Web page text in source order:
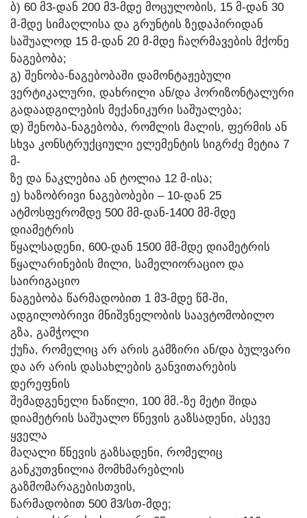
Ბ) 60 Მ3-ᲓᲐᲜ 200 Მ3-ᲛᲓᲔ ᲛᲝᲪᲣᲚᲝᲑᲘᲡ, 15 Მ-ᲓᲐᲜ 30
Მ-ᲛᲓᲔ ᲡᲘᲛᲐᲦᲚᲘᲡᲐ ᲓᲐ ᲒᲠᲣᲜᲢᲘᲡ ᲖᲔᲓᲐᲞᲘᲠᲘᲓᲐᲜ
ᲡᲐᲨᲣᲐᲚᲝᲓ 15 Მ-ᲓᲐᲜ 20 Მ-ᲛᲓᲔ ᲩᲐᲦᲠᲛᲐᲕᲔᲑᲘᲡ ᲛᲥᲝᲜᲔ
ᲜᲐᲒᲔᲑᲝᲑᲐ;
Გ) ᲨᲔᲜᲝᲑᲐ-ᲜᲐᲒᲔᲑᲝᲑᲐᲨᲘ ᲓᲐᲛᲝᲜᲢᲐᲟᲔᲑᲣᲚᲘ
ᲕᲔᲠᲢᲘᲙᲐᲚᲣᲠᲘ, ᲓᲐᲮᲠᲘᲚᲘ ᲐᲜ/ᲓᲐ ᲰᲝᲠᲘᲖᲝᲜᲢᲐᲚᲣᲠᲘ
ᲒᲐᲓᲐᲐᲓᲒᲘᲚᲔᲑᲘᲡ ᲛᲔᲥᲐᲜᲘᲙᲣᲠᲘ ᲡᲐᲨᲣᲐᲚᲔᲑᲐ;
Დ) ᲨᲔᲜᲝᲑᲐ-ᲜᲐᲒᲔᲑᲝᲑᲐ, ᲠᲝᲛᲚᲘᲡ ᲛᲐᲚᲘᲡ, ᲤᲔᲠᲛᲘᲡ ᲐᲜ
ᲡᲮᲕᲐ ᲙᲝᲜᲡᲢᲠᲣᲥᲪᲘᲣᲚᲘ ᲔᲚᲔᲛᲔᲜᲢᲘᲡ ᲡᲘᲒᲠᲫᲔ ᲛᲔᲢᲘᲐ 7
Მ-
ᲖᲔ ᲓᲐ ᲜᲐᲙᲚᲔᲑᲘᲐ ᲐᲜ ᲢᲝᲚᲘᲐ 12 Მ-ᲘᲡᲐ;
Ე) ᲮᲐᲖᲝᲑᲠᲘᲕᲘ ᲜᲐᲒᲔᲑᲝᲑᲔᲑᲘ – 10-ᲓᲐᲜ 25
ᲐᲢᲛᲝᲡᲤᲔᲠᲝᲛᲓᲔ 500 ᲛᲛ-ᲓᲐᲜ-1400 ᲛᲛ-ᲛᲓᲔ
ᲓᲘᲐᲛᲔᲢᲠᲘᲡ
ᲬᲧᲐᲚᲡᲐᲓᲔᲜᲘ, 600-ᲓᲐᲜ 1500 ᲛᲛ-ᲛᲓᲔ ᲓᲘᲐᲛᲔᲢᲠᲘᲡ
ᲬᲧᲐᲚᲐᲠᲘᲜᲔᲑᲘᲡ ᲛᲘᲚᲘ, ᲡᲐᲛᲔᲚᲘᲝᲠᲐᲪᲘᲝ ᲓᲐ
ᲡᲐᲘᲠᲘᲒᲐᲪᲘᲝ
ᲜᲐᲒᲔᲑᲝᲑᲐ ᲬᲐᲠᲛᲐᲓᲝᲑᲘᲗ 1 Მ3-ᲛᲓᲔ ᲬᲛ-ᲨᲘ,
ᲐᲓᲒᲘᲚᲝᲑᲠᲘᲕᲘ ᲛᲜᲘᲨᲕᲜᲔᲚᲝᲑᲘᲡ ᲡᲐᲐᲕᲢᲝᲛᲝᲑᲘᲚᲝ
ᲒᲖᲐ, ᲒᲐᲛᲭᲝᲚᲘ
ᲥᲣᲩᲐ, ᲠᲝᲛᲔᲚᲘᲪ ᲐᲠ ᲐᲠᲘᲡ ᲒᲐᲛᲖᲘᲠᲘ ᲐᲜ/ᲓᲐ ᲑᲣᲚᲕᲐᲠᲘ
ᲓᲐ ᲐᲠ ᲐᲠᲘᲡ ᲓᲐᲡᲐᲮᲚᲔᲑᲘᲡ ᲒᲐᲜᲕᲘᲗᲐᲠᲔᲑᲘᲡ
ᲓᲔᲠᲔᲤᲜᲘᲡ
ᲨᲔᲛᲐᲓᲒᲔᲜᲔᲚᲘ ᲜᲐᲬᲘᲚᲘ, 100 ᲛᲛ.-ᲖᲔ ᲛᲔᲢᲘ ᲨᲘᲓᲐ
ᲓᲘᲐᲛᲔᲢᲠᲘᲡ ᲡᲐᲨᲣᲐᲚᲝ ᲬᲜᲔᲕᲘᲡ ᲒᲐᲖᲡᲐᲓᲔᲜᲘ, ᲐᲡᲔᲕᲔ
ᲧᲕᲔᲚᲐ
ᲛᲐᲦᲐᲚᲘ ᲬᲜᲔᲕᲘᲡ ᲒᲐᲖᲡᲐᲓᲔᲜᲘ, ᲠᲝᲛᲔᲚᲘᲪ
ᲒᲐᲜᲙᲣᲗᲕᲜᲘᲚᲘᲐ ᲛᲝᲛᲮᲛᲐᲠᲔᲑᲚᲘᲡ
ᲒᲐᲖᲛᲝᲛᲐᲠᲐᲒᲔᲑᲘᲡᲗᲕᲘᲡ,
ᲬᲐᲠᲛᲐᲓᲝᲑᲘᲗ 500 Მ3/ᲡᲗ-ᲛᲓᲔ;